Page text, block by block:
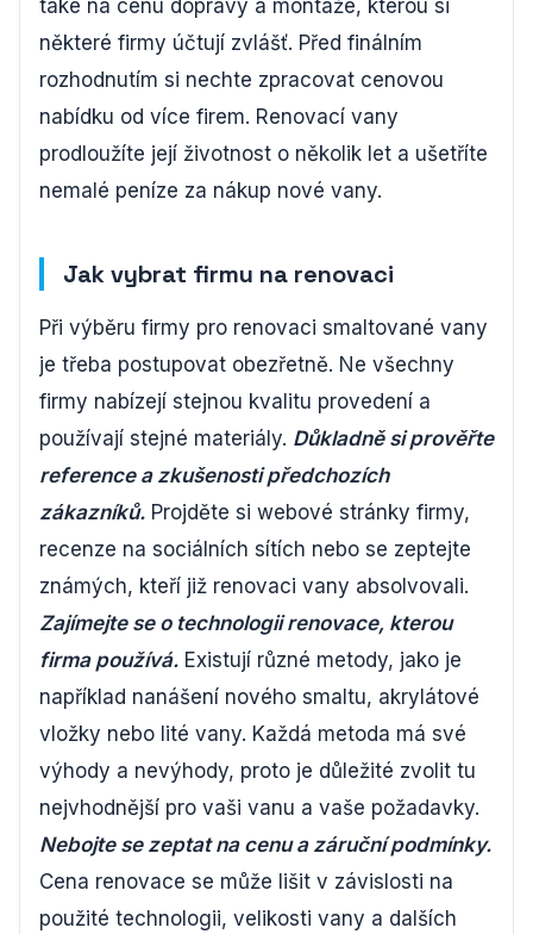
také na cenu dopravy a montáže, kterou si
některé firmy účtují zvlášť. Před finálním
rozhodnutím si nechte zpracovat cenovou
nabídku od více firem. Renovací vany
prodloužíte její životnost o několik let a ušetříte
nemalé peníze za nákup nové vany.
Jak vybrat firmu na renovaci
Při výběru firmy pro renovaci smaltované vany
je třeba postupovat obezřetně. Ne všechny
firmy nabízejí stejnou kvalitu provedení a
používají stejné materiály. Důkladně si prověřte
reference a zkušenosti předchozích
zákazníků. Projděte si webové stránky firmy,
recenze na sociálních sítích nebo se zeptejte
známých, kteří již renovaci vany absolvovali.
Zajímejte se o technologii renovace, kterou
firma používá. Existují různé metody, jako je
například nanášení nového smaltu, akrylátové
vložky nebo lité vany. Každá metoda má své
výhody a nevýhody, proto je důležité zvolit tu
nejvhodnější pro vaši vanu a vaše požadavky.
Nebojte se zeptat na cenu a záruční podmínky.
Cena renovace se může lišit v závislosti na
použité technologii, velikosti vany a dalších